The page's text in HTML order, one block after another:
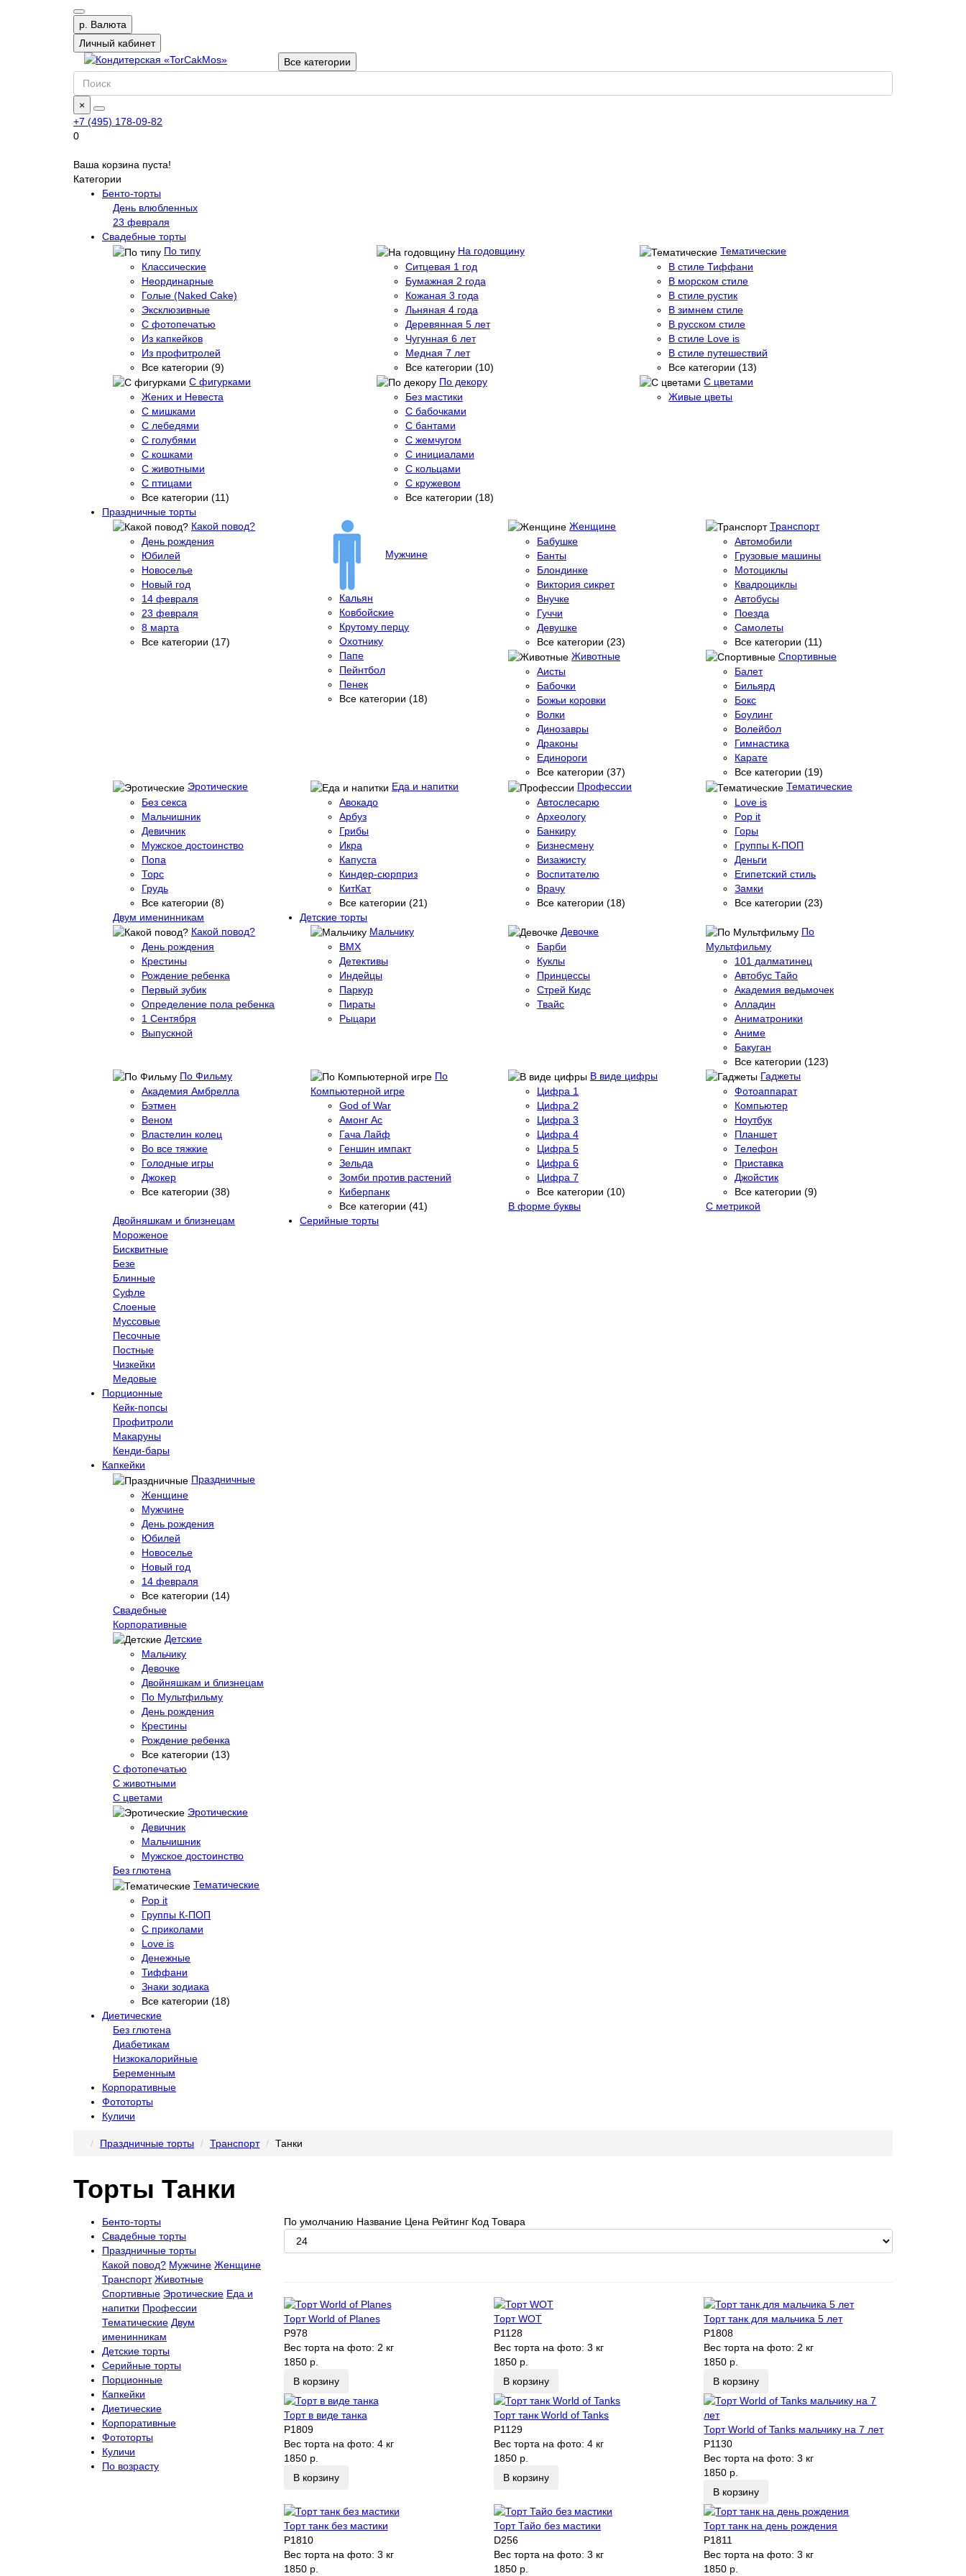
р. Валюта
Личный кабинет
Все категории
×
+7 (495) 178-09-82
0
Ваша корзина пуста!
Категории
Бенто-торты
День влюбленных
23 февраля
Свадебные торты
По типу
Классические
Неординарные
Голые (Naked Cake)
Эксклюзивные
С фотопечатью
Из капкейков
Из профитролей
Все категории (9)
На годовщину
Ситцевая 1 год
Бумажная 2 года
Кожаная 3 года
Льняная 4 года
Деревянная 5 лет
Чугунная 6 лет
Медная 7 лет
Все категории (10)
Тематические
В стиле Тиффани
В морском стиле
В стиле рустик
В зимнем стиле
В русском стиле
В стиле Love is
В стиле путешествий
Все категории (13)
С фигурками
Жених и Невеста
С мишками
С лебедями
С голубями
С кошками
С животными
С птицами
Все категории (11)
По декору
Без мастики
С бабочками
С бантами
С жемчугом
С инициалами
С кольцами
С кружевом
Все категории (18)
С цветами
Живые цветы
Праздничные торты
Какой повод?
День рождения
Юбилей
Новоселье
Новый год
14 февраля
23 февраля
8 марта
Все категории (17)
Мужчине
Кальян
Ковбойские
Крутому перцу
Охотнику
Папе
Пейнтбол
Пенек
Все категории (18)
Женщине
Бабушке
Банты
Блондинке
Виктория сикрет
Внучке
Гуччи
Девушке
Все категории (23)
Транспорт
Автомобили
Грузовые машины
Мотоциклы
Квадроциклы
Автобусы
Поезда
Самолеты
Все категории (11)
Животные
Аисты
Бабочки
Божьи коровки
Волки
Динозавры
Драконы
Единороги
Все категории (37)
Спортивные
Балет
Бильярд
Бокс
Боулинг
Волейбол
Гимнастика
Карате
Все категории (19)
Эротические
Без секса
Мальчишник
Девичник
Мужское достоинство
Попа
Торс
Грудь
Все категории (8)
Еда и напитки
Авокадо
Арбуз
Грибы
Икра
Капуста
Киндер-сюрприз
КитКат
Все категории (21)
Профессии
Автослесарю
Археологу
Банкиру
Бизнесмену
Визажисту
Воспитателю
Врачу
Все категории (18)
Тематические
Love is
Pop it
Горы
Группы К-ПОП
Деньги
Египетский стиль
Замки
Все категории (23)
Двум именинникам
Детские торты
Какой повод?
День рождения
Крестины
Рождение ребенка
Первый зубик
Определение пола ребенка
1 Сентября
Выпускной
Мальчику
BMX
Детективы
Индейцы
Паркур
Пираты
Рыцари
Девочке
Барби
Куклы
Принцессы
Стрей Кидс
Твайс
По
Мультфильму
101 далматинец
Автобус Тайо
Академия ведьмочек
Алладин
Аниматроники
Аниме
Бакуган
Все категории (123)
По Фильму
Академия Амбрелла
Бэтмен
Веном
Властелин колец
Во все тяжкие
Голодные игры
Джокер
Все категории (38)
По
Компьютерной игре
God of War
Амонг Ас
Гача Лайф
Геншин импакт
Зельда
Зомби против растений
Киберпанк
Все категории (41)
В виде цифры
Цифра 1
Цифра 2
Цифра 3
Цифра 4
Цифра 5
Цифра 6
Цифра 7
Все категории (10)
Гаджеты
Фотоаппарат
Компьютер
Ноутбук
Планшет
Телефон
Приставка
Джойстик
Все категории (9)
В форме буквы
С метрикой
Двойняшкам и близнецам
Серийные торты
Мороженое
Бисквитные
Безе
Блинные
Суфле
Слоеные
Муссовые
Песочные
Постные
Чизкейки
Медовые
Порционные
Кейк-попсы
Профитроли
Макаруны
Кенди-бары
Капкейки
Праздничные
Женщине
Мужчине
День рождения
Юбилей
Новоселье
Новый год
14 февраля
Все категории (14)
Свадебные
Корпоративные
Детские
Мальчику
Девочке
Двойняшкам и близнецам
По Мультфильму
День рождения
Крестины
Рождение ребенка
Все категории (13)
С фотопечатью
C животными
С цветами
Эротические
Девичник
Мальчишник
Мужское достоинство
Без глютена
Тематические
Pop it
Группы К-ПОП
С приколами
Love is
Денежные
Тиффани
Знаки зодиака
Все категории (18)
Диетические
Без глютена
Диабетикам
Низкокалорийные
Беременным
Корпоративные
Фототорты
Куличи
Праздничные торты Транспорт Танки
Торты Танки
Бенто-торты
Свадебные торты
Праздничные торты
Какой повод? Мужчине Женщине
Транспорт Животные
Спортивные Эротические Еда и
напитки Профессии
Тематические Двум
именинникам
Детские торты
Серийные торты
Порционные
Капкейки
Диетические
Корпоративные
Фототорты
Куличи
По возрасту
По умолчанию Название Цена Рейтинг Код Товара
Торт World of Planes
P978
Вес торта на фото: 2 кг
1850 р.
В корзину
Торт WOT
P1128
Вес торта на фото: 3 кг
1850 р.
В корзину
Торт танк для мальчика 5 лет
P1808
Вес торта на фото: 2 кг
1850 р.
В корзину
Торт в виде танка
P1809
Вес торта на фото: 4 кг
1850 р.
В корзину
Торт танк World of Tanks
P1129
Вес торта на фото: 4 кг
1850 р.
В корзину
Торт World of Tanks мальчику на 7 лет
P1130
Вес торта на фото:3 кг
1850 р.
В корзину
Торт танк без мастики
P1810
Вес торта на фото: 3 кг
1850 р.
Торт Тайо без мастики
D256
Вес торта на фото: 3 кг
1850 р.
Торт танк на день рождения
P1811
Вес торта на фото:3 кг
1850 р.